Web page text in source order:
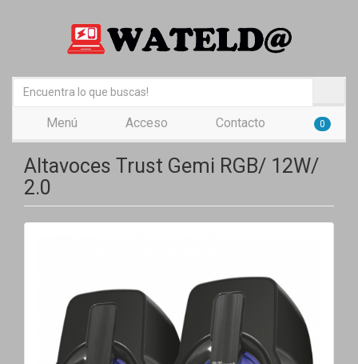
Menú Acceso Contacto 0
Altavoces Trust Gemi RGB/ 12W/
2.0